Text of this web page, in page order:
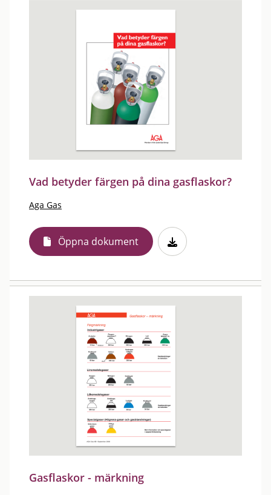
Vad betyder färgen på dina gasflaskor?
Aga Gas
Öppna dokument
Gasflaskor - märkning